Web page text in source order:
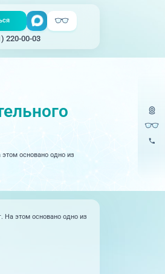
220-00-03
Поиск
основано одно из
На этом основано одно из